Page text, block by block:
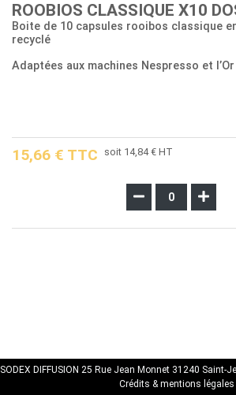
ROOBIOS CLASSIQUE X10
Boite de 10 capsules rooibos classique
recyclé
Adaptées aux machines Nespresso et l’Or
15,66 € TTC soit 14,84 € HT
SODEX DIFFUSION 25 Rue Jean Monnet 31240 Saint-
Crédits & mentions légales